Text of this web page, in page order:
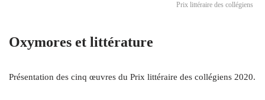
Prix littéraire des collégiens
Oxymores et littérature
Présentation des cinq œuvres du Prix littéraire des collégiens 2020.